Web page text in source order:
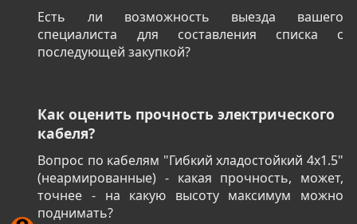
Есть ли возможность выезда вашего
специалиста для составления списка с
последующей закупкой?
Как оценить прочность электрического
кабеля?
Вопрос по кабелям "Гибкий хладостойкий 4х1.5"
(неармированные) - какая прочность, может,
точнее - на какую высоту максимум можно
поднимать?